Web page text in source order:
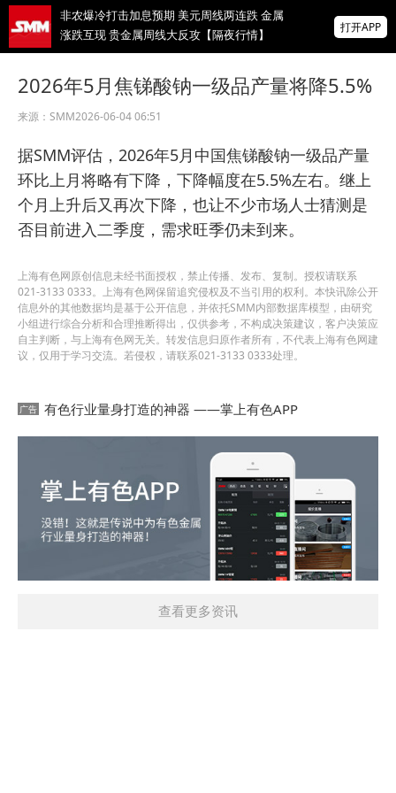
非农爆冷打击加息预期 美元周线两连跌 金属
涨跌互现 贵金属周线大反攻【隔夜行情】
寻锌行业破局发展新机遇
美国拟投30亿美元扶持关键矿产
掌上有色
为有色行业打造的神器
打开APP
2026年5月焦锑酸钠一级品产量将降5.5%
来源： SMM2026-06-04 06:51
据SMM评估，2026年5月中国焦锑酸钠一级品产量
环比上月将略有下降，下降幅度在5.5%左右。继上
个月上升后又再次下降，也让不少市场人士猜测是
否目前进入二季度，需求旺季仍未到来。
上海有色网原创信息未经书面授权，禁止传播、发布、复制。授权请联系
021-3133 0333。上海有色网保留追究侵权及不当引用的权利。本快讯除公开
信息外的其他数据均是基于公开信息，并依托SMM内部数据库模型，由研究
小组进行综合分析和合理推断得出，仅供参考，不构成决策建议，客户决策应
自主判断，与上海有色网无关。转发信息归原作者所有，不代表上海有色网建
议，仅用于学习交流。若侵权，请联系021-3133 0333处理。
有色行业量身打造的神器 ——掌上有色APP
查看更多资讯